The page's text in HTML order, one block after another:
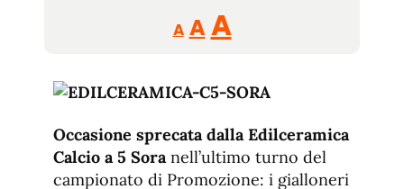
A
Reducir
tamaño
A Restablecer
de
AAumentar
de
fuente.
Occasione sprecata dalla Edilceramica
Calcio a 5 Soranell’ultimo turno del
campionato di Promozione: i gialloneri